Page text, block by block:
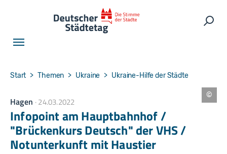
You are here:
Start Themen Ukraine Ukraine-Hilfe der Städte
Hagen 24.03.2022
Infopoint am Hauptbahnhof /
"Brückenkurs Deutsch" der VHS /
Notunterkunft mit Haustier
S